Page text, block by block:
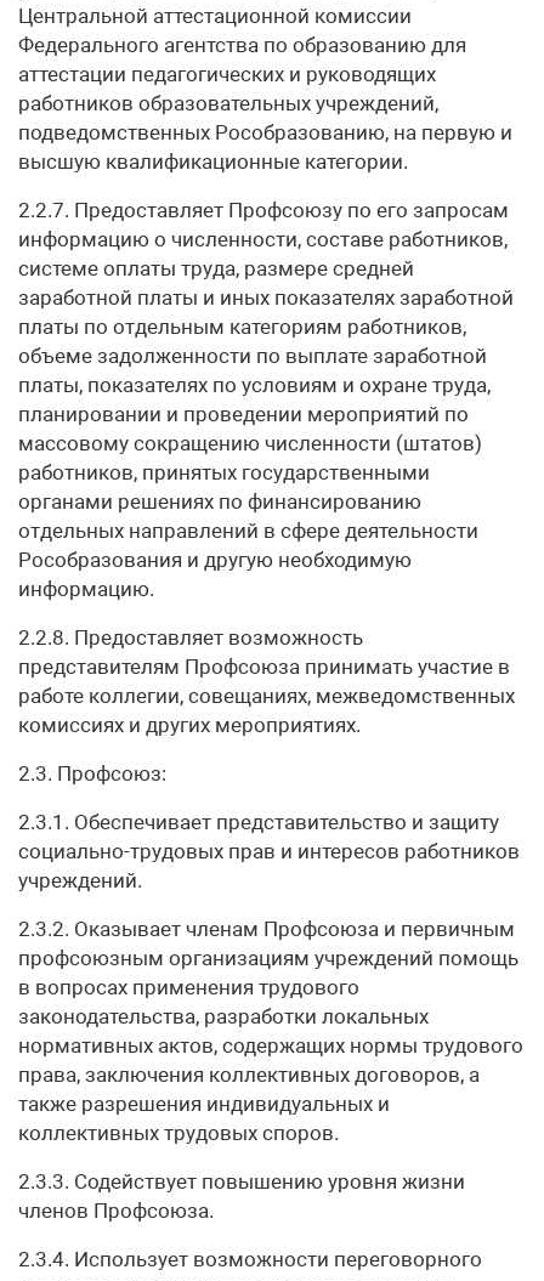
Центральной аттестационной комиссии
Федерального агентства по образованию для
аттестации педагогических и руководящих
работников образовательных учреждений,
подведомственных Рособразованию, на первую и
высшую квалификационные категории.
2.2.7. Предоставляет Профсоюзу по его запросам
информацию о численности, составе работников,
системе оплаты труда, размере средней
заработной платы и иных показателях заработной
платы по отдельным категориям работников,
объеме задолженности по выплате заработной
платы, показателях по условиям и охране труда,
планировании и проведении мероприятий по
массовому сокращению численности (штатов)
работников, принятых государственными
органами решениях по финансированию
отдельных направлений в сфере деятельности
Рособразования и другую необходимую
информацию.
2.2.8. Предоставляет возможность
представителям Профсоюза принимать участие в
работе коллегии, совещаниях, межведомственных
комиссиях и других мероприятиях.
2.3. Профсоюз:
2.3.1. Обеспечивает представительство и защиту
социально-трудовых прав и интересов работников
учреждений.
2.3.2. Оказывает членам Профсоюза и первичным
профсоюзным организациям учреждений помощь
в вопросах применения трудового
законодательства, разработки локальных
нормативных актов, содержащих нормы трудового
права, заключения коллективных договоров, а
также разрешения индивидуальных и
коллективных трудовых споров.
2.3.3. Содействует повышению уровня жизни
членов Профсоюза.
2.3.4. Использует возможности переговорного